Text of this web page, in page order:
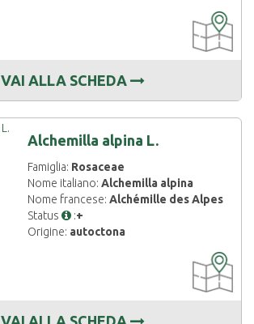
DISPONIBILE
VAI ALLA SCHEDA
Alchemilla alpina L.
Famiglia: Rosaceae
Nome italiano:Alchemilla alpina
Nome francese:Alchémille des Alpes
Status
:+
Origine: autoctona
DISPONIBILE